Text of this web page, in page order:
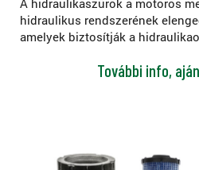
A hidraulikaszűrők a motoros
hidraulikus rendszerének
amelyek biztosítják a
További info,